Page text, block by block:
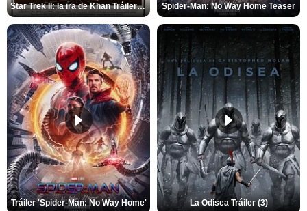
Star Trek II: la ira de Khan Tráiler VO Spider-Man: No Way Home Teaser
Tráiler 'Spider-Man: No Way Home' La Odisea Tráiler (3)